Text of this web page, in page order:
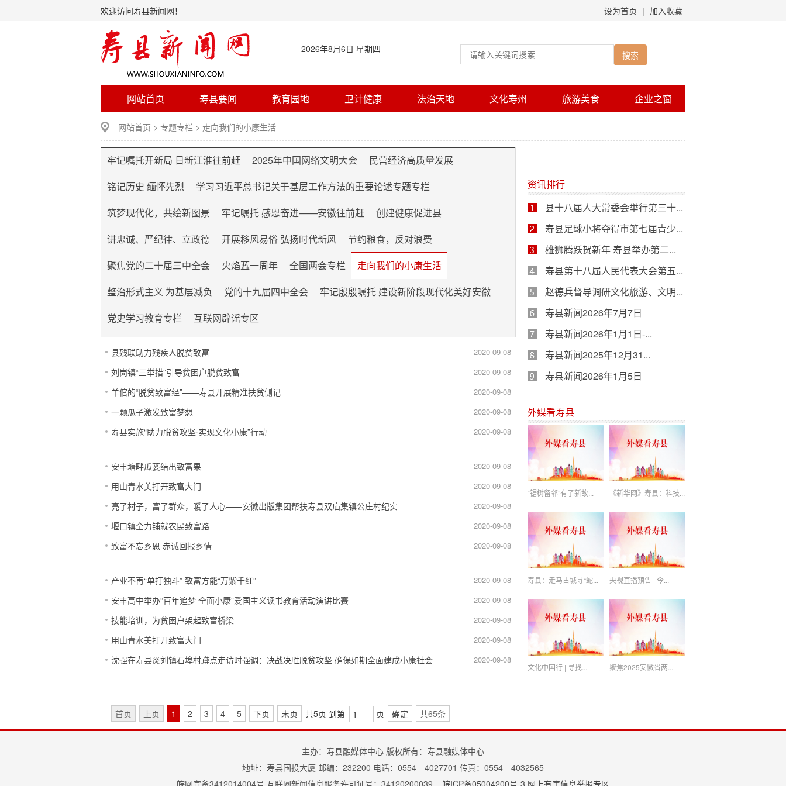
设为首页 | 加入收藏
欢迎访问寿县新闻网！
2026年8月6日 星期四
网站首页 寿县要闻 教育园地 卫计健康 法治天地 文化寿州 旅游美食 企业之窗
网站首页 > 专题专栏 > 走向我们的小康生活
牢记嘱托开新局 日新江淮往前赶 2025年中国网络文明大会
民营经济高质量发展
铭记历史 缅怀先烈
学习习近平总书记关于基层工作方法的重要论述专题专栏
筑梦现代化，共绘新图景
牢记嘱托 感恩奋进——安徽往前赶
创建健康促进县
讲忠诚、严纪律、立政德
开展移风易俗 弘扬时代新风
节约粮食，反对浪费
聚焦党的二十届三中全会
火焰蓝一周年 全国两会专栏
走向我们的小康生活
整治形式主义 为基层减负
党的十九届四中全会
牢记殷殷嘱托 建设新阶段现代化美好安徽
党史学习教育专栏
互联网辟谣专区
2020-09-08
县残联助力残疾人脱贫致富
2020-09-08
刘岗镇“三举措”引导贫困户脱贫致富
2020-09-08
羊倌的“脱贫致富经”——寿县开展精准扶贫侧记
2020-09-08
一颗瓜子激发致富梦想
2020-09-08
寿县实施“助力脱贫攻坚·实现文化小康”行动
2020-09-08
安丰塘畔瓜蒌结出致富果
2020-09-08
用山青水美打开致富大门
2020-09-08
亮了村子，富了群众，暖了人心——安徽出版集团帮扶寿县双庙集镇公庄村纪实
2020-09-08
堰口镇全力铺就农民致富路
2020-09-08
致富不忘乡恩 赤诚回报乡情
2020-09-08
产业不再“单打独斗” 致富方能“万紫千红”
2020-09-08
安丰高中举办“百年追梦 全面小康”爱国主义读书教育活动演讲比赛
2020-09-08
技能培训，为贫困户架起致富桥梁
2020-09-08
用山青水美打开致富大门
2020-09-08
沈强在寿县炎刘镇石埠村蹲点走访时强调：决战决胜脱贫攻坚 确保如期全面建成小康社会
首页 上页 1 2 3 4 5 下页 末页 共5页 到第 页 确定 共65条
资讯排行
县十八届人大常委会举行第三十...
寿县足球小将夺得市第七届青少...
雄狮腾跃贺新年 寿县举办第二...
寿县第十八届人民代表大会第五...
赵德兵督导调研文化旅游、文明...
寿县新闻2026年7月7日
寿县新闻2026年1月1日-...
寿县新闻2025年12月31...
寿县新闻2026年1月5日
外媒看寿县
“锯树留邻”有了新故... 《新华网》寿县：科技...
寿县：走马古城寻“蛇... 央视直播预告 | 今...
文化中国行 | 寻找... 聚焦2025安徽省两...
主办：寿县融媒体中心 版权所有：寿县融媒体中心
地址：寿县国投大厦 邮编：232200 电话：0554－4027701 传真：0554－4032565
皖网宣备3412014004号 互联网新闻信息服务许可证号：34120200039 皖ICP备05004200号-3 网上有害信息举报专区